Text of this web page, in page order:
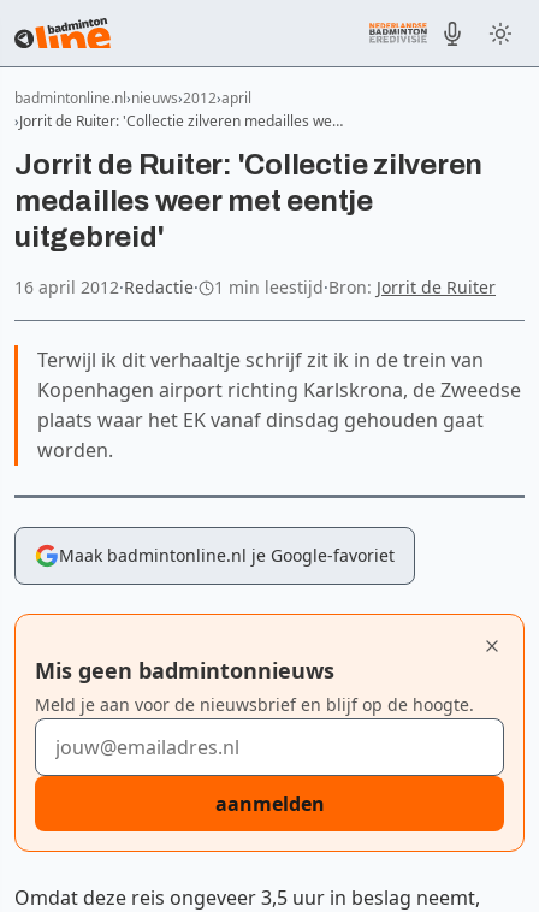
badmintonline.nl nieuws 2012 april
Jorrit de Ruiter: 'Collectie zilveren medailles we…
Jorrit de Ruiter: 'Collectie zilveren
medailles weer met eentje
uitgebreid'
16 april 2012·Redactie· 1 min leestijd·Bron: Jorrit de Ruiter
Terwijl ik dit verhaaltje schrijf zit ik in de trein van
Kopenhagen airport richting Karlskrona, de Zweedse
plaats waar het EK vanaf dinsdag gehouden gaat
worden.
Maak badmintonline.nl je Google-favoriet
Mis geen badmintonnieuws
Meld je aan voor de nieuwsbrief en blijf op de hoogte.
E-mailadres
aanmelden
Omdat deze reis ongeveer 3,5 uur in beslag neemt,